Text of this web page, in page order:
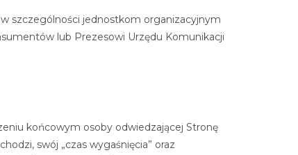
szczególności jednostkom organizacyjnym
lub Prezesowi Urzędu Komunikacji
końcowym osoby odwiedzającej Stronę
swój „czas wygaśnięcia” oraz